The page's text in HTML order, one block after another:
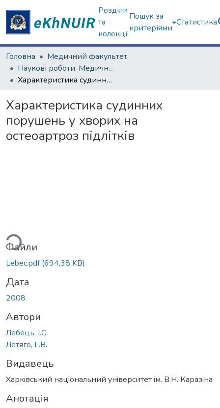
Розділи
та
колекції
Пошук за
критеріями
Статистика
Головна
Медичний факультет
Наукові роботи. Медичний факультет
Характеристика судинних порушень у хворих на остеоартроз підлітків
Характеристика судинних
порушень у хворих на
остеоартроз підлітків
Файли
Lebec.pdf(694,38 KB)
Дата
2008
Автори
Лебець, І.С.
Летяго, Г.В.
Видавець
Харкiвський нацiональний унiверситет iм. В.Н. Каразiна
Анотація